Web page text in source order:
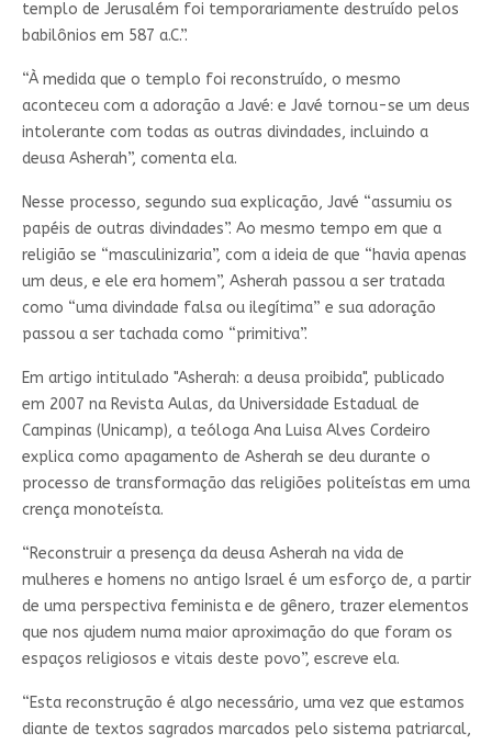
templo de Jerusalém foi temporariamente destruído pelos
babilônios em 587 a.C.”.
“À medida que o templo foi reconstruído, o mesmo
aconteceu com a adoração a Javé: e Javé tornou-se um deus
intolerante com todas as outras divindades, incluindo a
deusa Asherah”, comenta ela.
Nesse processo, segundo sua explicação, Javé “assumiu os
papéis de outras divindades”. Ao mesmo tempo em que a
religião se “masculinizaria”, com a ideia de que “havia apenas
um deus, e ele era homem”, Asherah passou a ser tratada
como “uma divindade falsa ou ilegítima” e sua adoração
passou a ser tachada como “primitiva”.
Em artigo intitulado "Asherah: a deusa proibida", publicado
em 2007 na Revista Aulas, da Universidade Estadual de
Campinas (Unicamp), a teóloga Ana Luisa Alves Cordeiro
explica como apagamento de Asherah se deu durante o
processo de transformação das religiões politeístas em uma
crença monoteísta.
“Reconstruir a presença da deusa Asherah na vida de
mulheres e homens no antigo Israel é um esforço de, a partir
de uma perspectiva feminista e de gênero, trazer elementos
que nos ajudem numa maior aproximação do que foram os
espaços religiosos e vitais deste povo”, escreve ela.
“Esta reconstrução é algo necessário, uma vez que estamos
diante de textos sagrados marcados pelo sistema patriarcal,